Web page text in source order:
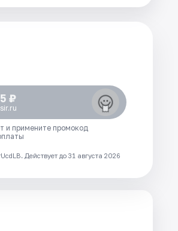
₽
и примените промокод
Действует до 31 августа 2026